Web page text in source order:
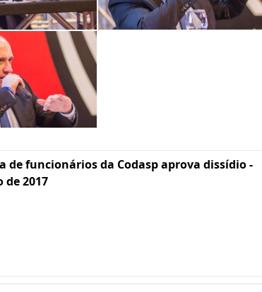
de funcionários da Codasp aprova dissídio -
de 2017